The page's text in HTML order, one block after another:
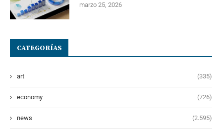
marzo 25, 2026
CATEGORÍAS
art (335)
economy (726)
news (2.595)